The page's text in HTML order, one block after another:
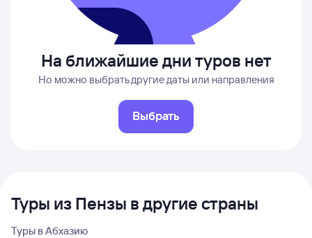
На ближайшие дни туров нет
Но можно выбрать другие даты или направления
Выбрать
Туры из Пензы в другие страны
Туры в Абхазию